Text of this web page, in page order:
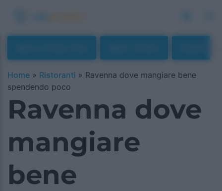
Home » Ristoranti » Ravenna dove mangiare bene
spendendo poco
Ravenna dove
mangiare
bene